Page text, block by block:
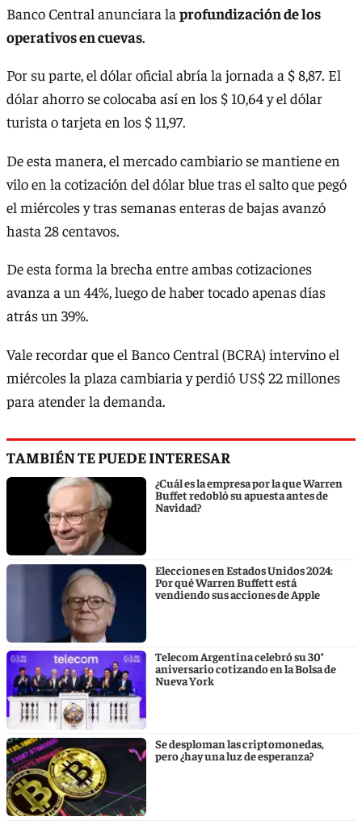
Banco Central anunciara la profundización de los
operativos en cuevas.
Por su parte, el dólar oficial abría la jornada a $ 8,87. El
dólar ahorro se colocaba así en los $ 10,64 y el dólar
turista o tarjeta en los $ 11,97.
De esta manera, el mercado cambiario se mantiene en
vilo en la cotización del dólar blue tras el salto que pegó
el miércoles y tras semanas enteras de bajas avanzó
hasta 28 centavos.
De esta forma la brecha entre ambas cotizaciones
avanza a un 44%, luego de haber tocado apenas días
atrás un 39%.
Vale recordar que el Banco Central (BCRA) intervino el
miércoles la plaza cambiaria y perdió US$ 22 millones
para atender la demanda.
TAMBIÉN TE PUEDE INTERESAR
¿Cuál es la empresa por la que Warren
Buffet redobló su apuesta antes de
Navidad?
Elecciones en Estados Unidos 2024:
Por qué Warren Buffett está
vendiendo sus acciones de Apple
Telecom Argentina celebró su 30°
aniversario cotizando en la Bolsa de
Nueva York
Se desploman las criptomonedas,
pero ¿hay una luz de esperanza?